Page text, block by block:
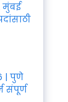
मुंबई
| पुणे
संपूर्ण